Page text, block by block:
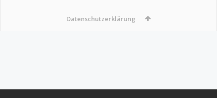
Datenschutzerklärung